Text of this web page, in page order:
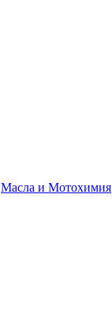
Масла и Мотохимия